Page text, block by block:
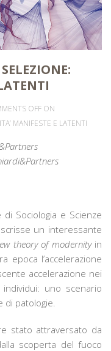
OFF ON
MANIFESTE E LATENTI
Sociologia e Scienze
scrisse un interessante
theory of modernity in
epoca l’accelerazione
accelerazione nei
uno scenario
di patologie.
stato attraversato da
scoperta del fuoco